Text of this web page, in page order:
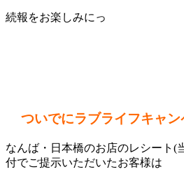
続報をお楽しみにっ
ついでにラブライフキャン
なんば・日本橋のお店のレシート(
付でご提示いただいたお客様は